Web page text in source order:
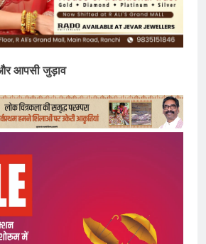
आपसी जुड़ाव